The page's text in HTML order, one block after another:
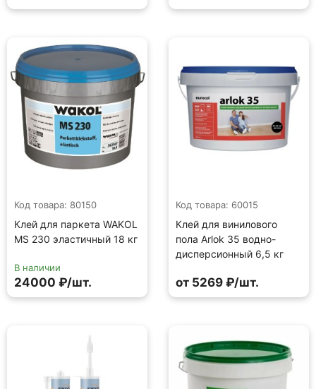
Код товара: 80150
Клей для паркета WAKOL
MS 230 эластичный 18 кг
В наличии
24000 ₽/шт.
Код товара: 60015
Клей для винилового
пола Arlok 35 водно-
дисперсионный 6,5 кг
от 5269 ₽/шт.